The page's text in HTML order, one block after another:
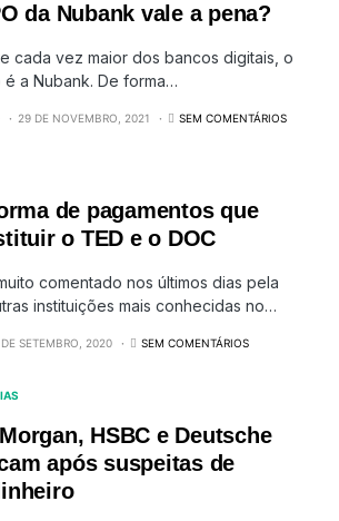
da Nubank vale a pena?
cada vez maior dos bancos digitais, o
a Nubank. De forma…
29 DE NOVEMBRO, 2021 SEM COMENTÁRIOS
de pagamentos que
o TED e o DOC
comentado nos últimos dias pela
instituições mais conhecidas no…
SETEMBRO, 2020 SEM COMENTÁRIOS
HSBC e Deutsche
após suspeitas de